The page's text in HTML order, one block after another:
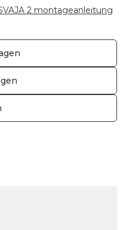
2 montageanleitung